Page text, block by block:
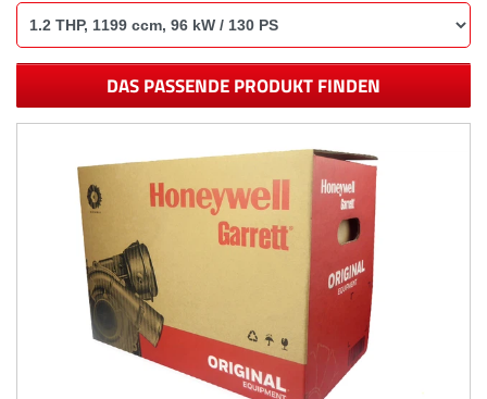
DAS PASSENDE PRODUKT FINDEN